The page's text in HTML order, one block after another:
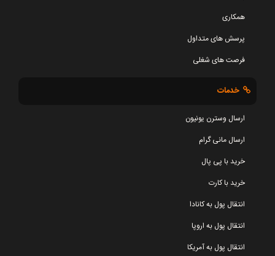
همکاری
پرسش های متداول
فرصت های شغلی
خدمات
ارسال وسترن یونیون
ارسال مانی گرام
خرید با پی پال
خرید با کارت
انتقال پول به کانادا
انتقال پول به اروپا
انتقال پول به آمریکا